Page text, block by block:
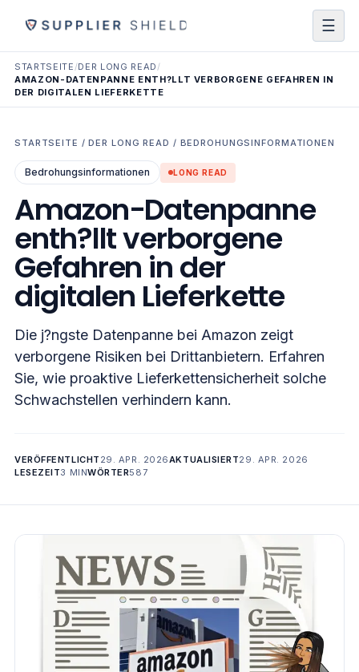
☰
STARTSEITE /DER LONG READ /
AMAZON-DATENPANNE ENTH?LLT VERBORGENE GEFAHREN IN
DER DIGITALEN LIEFERKETTE
STARTSEITE /DER LONG READ / BEDROHUNGSINFORMATIONEN
Bedrohungsinformationen LONG READ
Amazon-Datenpanne
enth?llt verborgene
Gefahren in der
digitalen Lieferkette
Die j?ngste Datenpanne bei Amazon zeigt
verborgene Risiken bei Drittanbietern. Erfahren
Sie, wie proaktive Lieferkettensicherheit solche
Schwachstellen verhindern kann.
VERÖFFENTLICHT 29. APR. 2026AKTUALISIERT29. APR. 2026
LESEZEIT3 MINWÖRTER587